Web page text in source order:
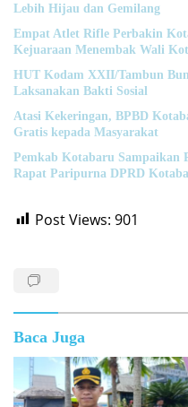
Lebih Hijau dan Gemilang
Empat Atlet Rifle Perbakin
Kejuaraan Menembak Wali
HUT Kodam XXII/Tambun
Laksanakan Bakti Sosial
Atasi Kekeringan, BPBD
Gratis kepada Masyarakat
Pemkab Kotabaru Sampaikan
Rapat Paripurna DPRD
Post Views: 901
Baca Juga